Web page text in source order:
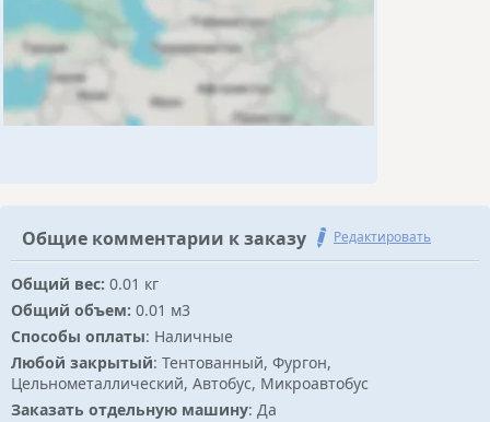
Общие комментарии к заказу Редактировать
Общий вес: 0.01 кг
Общий объем: 0.01 м3
Способы оплаты: Наличные
Любой закрытый: Тентованный, Фургон,
Цельнометаллический, Автобус, Микроавтобус
Заказать отдельную машину: Да